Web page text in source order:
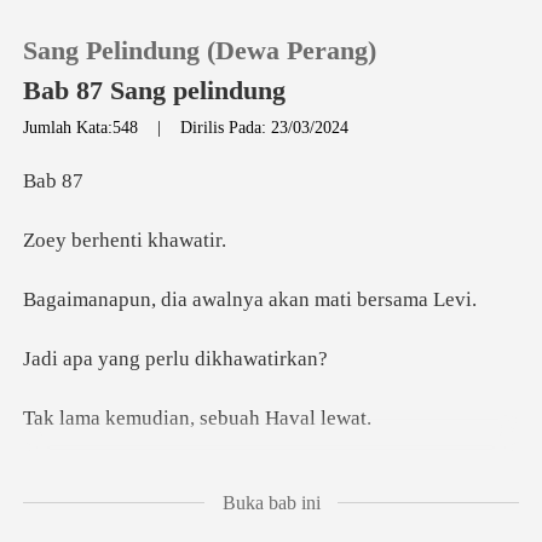
Pengisian Ulang
Riwayat Membaca
Sang Pelindung (Dewa Perang)
Bab 87 Sang pelindung
Jumlah Kata:548 |Dirilis Pada: 23/03/2024
b
rhenti
a awalnya akan m
ng perlu di
udian, sebua
Buka bab ini